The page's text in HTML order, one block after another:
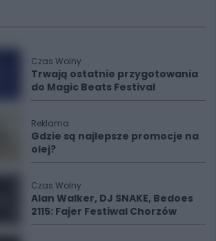
Czas Wolny
Trwają ostatnie przygotowania
do Magic Beats Festival
Reklama
Gdzie są najlepsze promocje na
olej?
Czas Wolny
Alan Walker, DJ SNAKE, Bedoes
2115: Fajer Festiwal Chorzów